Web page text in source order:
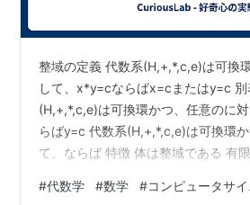
整域の定義 代数系(H,+,*,c,e)は可換
して、x*y=cならばx=cまたはy=c 別
(H,+,*,c,e)は可換環かつ、任意のに
らばy=c 代数系(H,+,*,c,e)は可換環
て、ならば 特徴 体は整域である 有
元体環(pは素数)は整域である は整域
#代数学 #数学 #コンピュータサ